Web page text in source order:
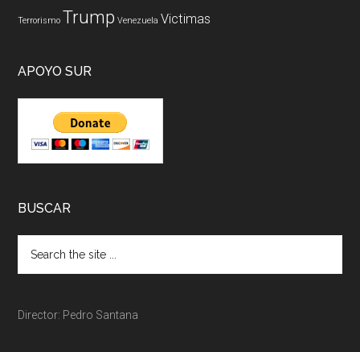
Terrorismo Trump Venezuela Victimas
APOYO SUR
BUSCAR
Director: Pedro Santana